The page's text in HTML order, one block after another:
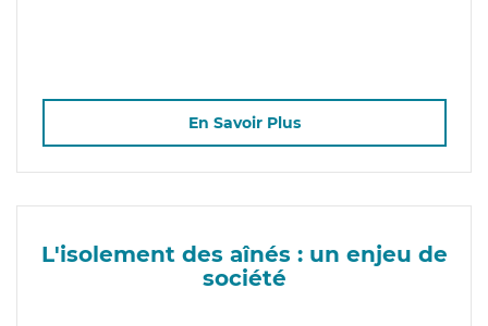
En Savoir Plus
L'isolement des aînés : un enjeu de
société